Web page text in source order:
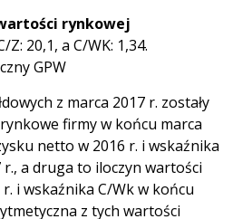
rynkowej
20,1, a C/WK: 1,34.
GPW
z marca 2017 r. zostały
firmy w końcu marca
netto w 2016 r. i wskaźnika
a druga to iloczyn wartości
i wskaźnika C/Wk w końcu
z tych wartości